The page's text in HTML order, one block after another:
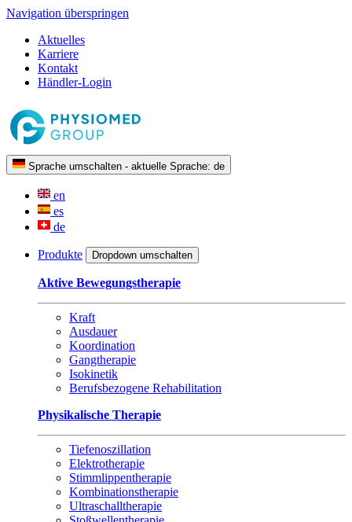
Navigation überspringen
Aktuelles
Karriere
Kontakt
Händler-Login
Sprache umschalten - aktuelle Sprache: de
en
es
de
Produkte Dropdown umschalten
Aktive Bewegungstherapie
Kraft
Ausdauer
Koordination
Gangtherapie
Isokinetik
Berufsbezogene Rehabilitation
Physikalische Therapie
Tiefenoszillation
Elektrotherapie
Stimmlippentherapie
Kombinationstherapie
Ultraschalltherapie